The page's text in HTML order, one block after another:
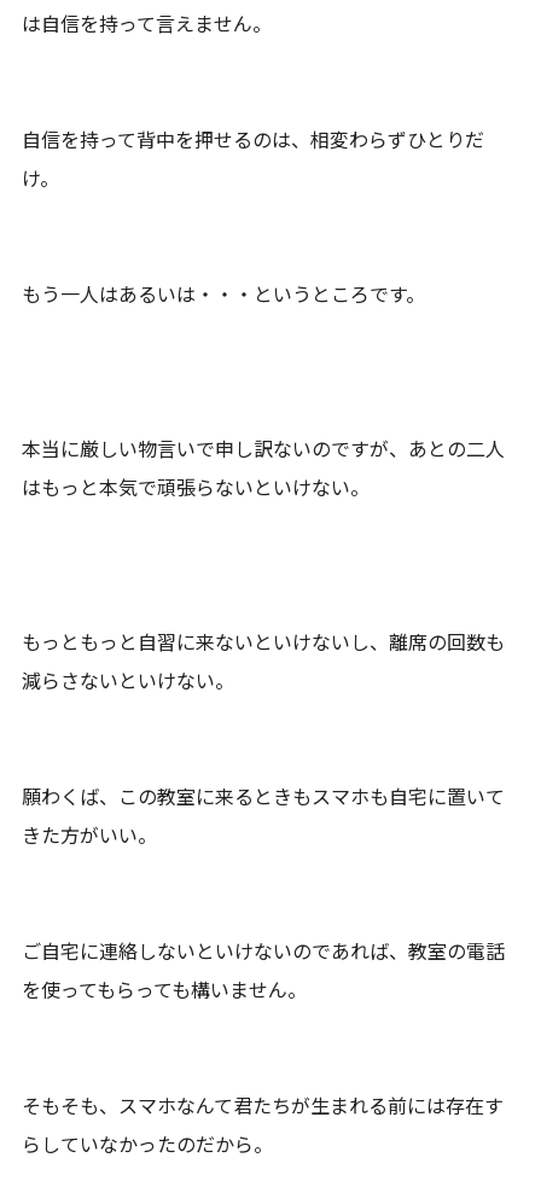
は自信を持って言えません。
自信を持って背中を押せるのは、相変わらずひとりだ
け。
もう一人はあるいは・・・というところです。
本当に厳しい物言いで申し訳ないのですが、あとの二人
はもっと本気で頑張らないといけない。
もっともっと自習に来ないといけないし、離席の回数も
減らさないといけない。
願わくば、この教室に来るときもスマホも自宅に置いて
きた方がいい。
ご自宅に連絡しないといけないのであれば、教室の電話
を使ってもらっても構いません。
そもそも、スマホなんて君たちが生まれる前には存在す
らしていなかったのだから。